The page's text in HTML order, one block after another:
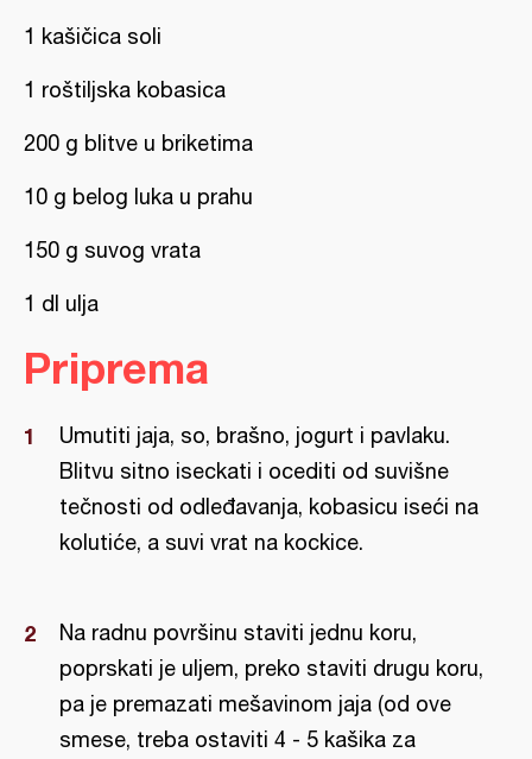
1 kašičica soli
1 roštiljska kobasica
200 g blitve u briketima
10 g belog luka u prahu
150 g suvog vrata
1 dl ulja
Priprema
Umutiti jaja, so, brašno, jogurt i pavlaku.
Blitvu sitno iseckati i ocediti od suvišne
tečnosti od odleđavanja, kobasicu iseći na
kolutiće, a suvi vrat na kockice.
Na radnu površinu staviti jednu koru,
poprskati je uljem, preko staviti drugu koru,
pa je premazati mešavinom jaja (od ove
smese, treba ostaviti 4 - 5 kašika za